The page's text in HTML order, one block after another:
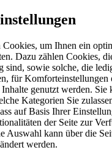
um Ihnen ein
Dazu zählen Cookies,
sind, sowie solche, die
für Komforteinstellungen
genutzt werden. Sie
Kategorien Sie
auf Basis Ihrer
der Seite zur
Auswahl kann über die
werden.